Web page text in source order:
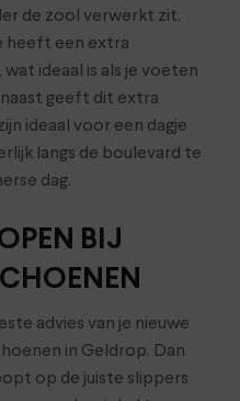
de zool verwerkt zit.
heeft een extra
ideaal is als je voeten
geeft dit extra
ideaal voor een dagje
langs de boulevard te
dag.
BIJ
advies van je nieuwe
in Geldrop. Dan
op de juiste slippers